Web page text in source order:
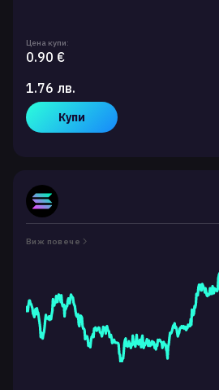
Цена купи:
0.90 €
1.76 лв.
Купи
Виж повече